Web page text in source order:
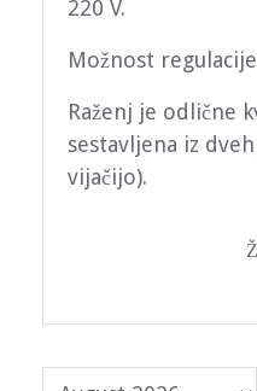
220 V.
Možnost
Raženj je odlične
sestavljena iz
vijačijo).